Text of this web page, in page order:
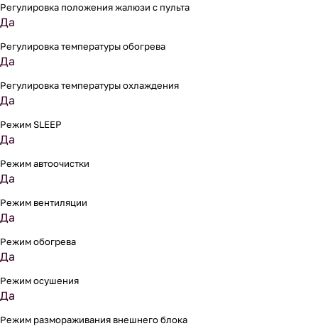
Регулировка положения жалюзи с пульта
Да
Регулировка температуры обогрева
Да
Регулировка температуры охлаждения
Да
Режим SLEEP
Да
Режим автоочистки
Да
Режим вентиляции
Да
Режим обогрева
Да
Режим осушения
Да
Режим размораживания внешнего блока